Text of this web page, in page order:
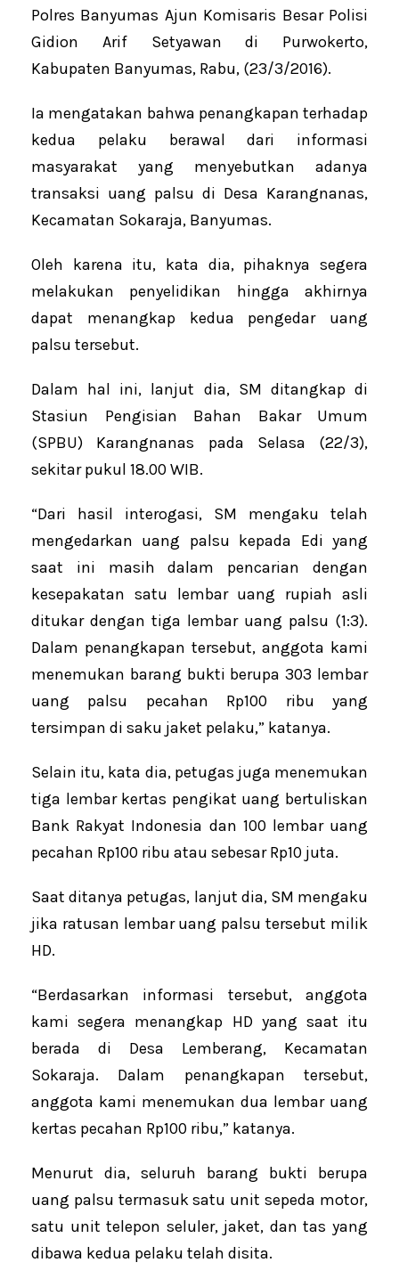
Polres Banyumas Ajun Komisaris Besar Polisi
Gidion Arif Setyawan di Purwokerto,
Kabupaten Banyumas, Rabu, (23/3/2016).
Ia mengatakan bahwa penangkapan terhadap
kedua pelaku berawal dari informasi
masyarakat yang menyebutkan adanya
transaksi uang palsu di Desa Karangnanas,
Kecamatan Sokaraja, Banyumas.
Oleh karena itu, kata dia, pihaknya segera
melakukan penyelidikan hingga akhirnya
dapat menangkap kedua pengedar uang
palsu tersebut.
Dalam hal ini, lanjut dia, SM ditangkap di
Stasiun Pengisian Bahan Bakar Umum
(SPBU) Karangnanas pada Selasa (22/3),
sekitar pukul 18.00 WIB.
“Dari hasil interogasi, SM mengaku telah
mengedarkan uang palsu kepada Edi yang
saat ini masih dalam pencarian dengan
kesepakatan satu lembar uang rupiah asli
ditukar dengan tiga lembar uang palsu (1:3).
Dalam penangkapan tersebut, anggota kami
menemukan barang bukti berupa 303 lembar
uang palsu pecahan Rp100 ribu yang
tersimpan di saku jaket pelaku,” katanya.
Selain itu, kata dia, petugas juga menemukan
tiga lembar kertas pengikat uang bertuliskan
Bank Rakyat Indonesia dan 100 lembar uang
pecahan Rp100 ribu atau sebesar Rp10 juta.
Saat ditanya petugas, lanjut dia, SM mengaku
jika ratusan lembar uang palsu tersebut milik
HD.
“Berdasarkan informasi tersebut, anggota
kami segera menangkap HD yang saat itu
berada di Desa Lemberang, Kecamatan
Sokaraja. Dalam penangkapan tersebut,
anggota kami menemukan dua lembar uang
kertas pecahan Rp100 ribu,” katanya.
Menurut dia, seluruh barang bukti berupa
uang palsu termasuk satu unit sepeda motor,
satu unit telepon seluler, jaket, dan tas yang
dibawa kedua pelaku telah disita.